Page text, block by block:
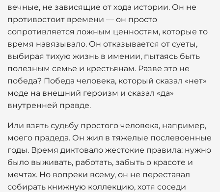
вечные, не зависящие от хода истории. Он не
противостоит времени — он просто
сопротивляется ложным ценностям, которые то
время навязывало. Он отказывается от суеты,
выбирая тихую жизнь в имении, пытаясь быть
полезным семье и крестьянам. Разве это не
победа? Победа человека, который сказал «нет»
моде на внешний героизм и сказал «да»
внутренней правде.
Или взять судьбу простого человека, например,
моего прадеда. Он жил в тяжелые послевоенные
годы. Время диктовало жестокие правила: нужно
было выживать, работать, забыть о красоте и
мечтах. Но вопреки всему, он не переставал
собирать книжную коллекцию, хотя соседи